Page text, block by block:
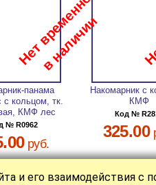
панама
с кольцом, тк.
КМФ лес
№ R0962
руб.
Накомарник с
КМФ
Код №
325.00
и его взаимодействия с
| СТАТЬИ | НОВОСТИ | О